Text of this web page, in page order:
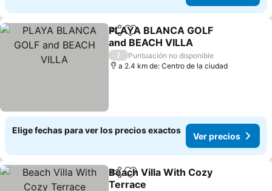
CompartirAgregar a favoritos
PLAYA BLANCA GOLF
and BEACH VILLA
/
Puntuación no disponible
a 2.4 km de: Centro de la ciudad
Elige fechas para ver los precios exactos
Ver precios
CompartirAgregar a favoritos
Beach Villa With Cozy
Terrace